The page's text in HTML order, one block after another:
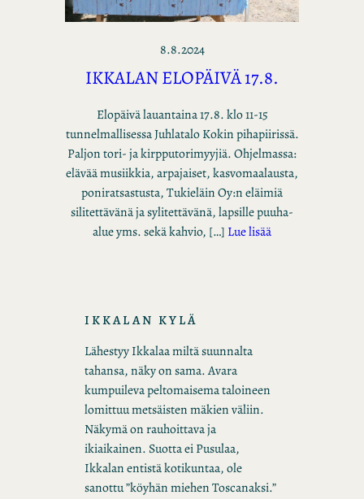
8.8.2024
IKKALAN ELOPÄIVÄ 17.8.
Elopäivä lauantaina 17.8. klo 11-15
tunnelmallisessa Juhlatalo Kokin pihapiirissä.
Paljon tori- ja kirpputorimyyjiä. Ohjelmassa:
elävää musiikkia, arpajaiset, kasvomaalausta,
poniratsastusta, Tukieläin Oy:n eläimiä
silitettävänä ja sylitettävänä, lapsille puuha-
alue yms. sekä kahvio, […] Lue lisää
IKKALAN KYLÄ
Lähestyy Ikkalaa miltä suunnalta
tahansa, näky on sama. Avara
kumpuileva peltomaisema taloineen
lomittuu metsäisten mäkien väliin.
Näkymä on rauhoittava ja
ikiaikainen. Suotta ei Pusulaa,
Ikkalan entistä kotikuntaa, ole
sanottu ”köyhän miehen Toscanaksi.”